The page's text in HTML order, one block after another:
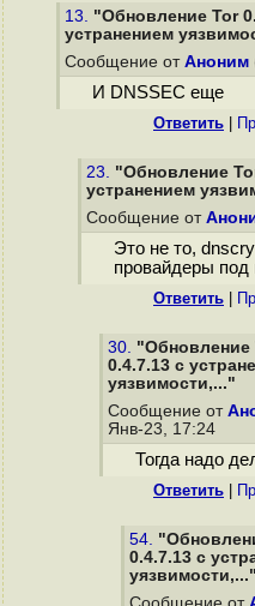
13. "Обновление Tor
устранением
Сообщение от Аноним
И DNSSEC еще
Ответить
23. "Обновление
устранением
Сообщение от
Это не то,
провайдеры под
Ответить
30. "Обновление
0.4.7.13 с
уязвимости,..."
Сообщение от
Янв-23, 17:24
Тогда надо
Ответить
54.
0.4.7.13 с
уязвимости,..."